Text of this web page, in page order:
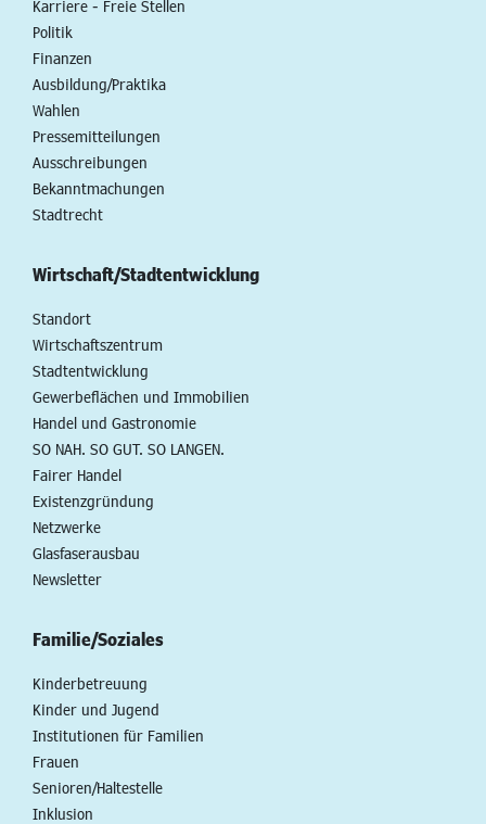
Karriere - Freie Stellen
Politik
Finanzen
Ausbildung/Praktika
Wahlen
Pressemitteilungen
Ausschreibungen
Bekanntmachungen
Stadtrecht
Wirtschaft/Stadtentwicklung
Standort
Wirtschaftszentrum
Stadtentwicklung
Gewerbeflächen und Immobilien
Handel und Gastronomie
SO NAH. SO GUT. SO LANGEN.
Fairer Handel
Existenzgründung
Netzwerke
Glasfaserausbau
Newsletter
Familie/Soziales
Kinderbetreuung
Kinder und Jugend
Institutionen für Familien
Frauen
Senioren/Haltestelle
Inklusion